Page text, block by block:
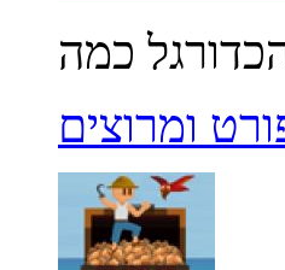
ומרוצים